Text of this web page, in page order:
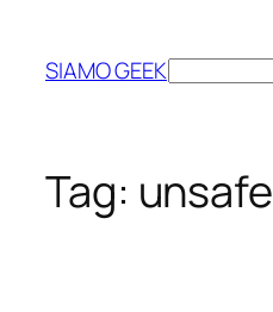
contenuto
SIAMO GEEKCerca
Tag: unsafe